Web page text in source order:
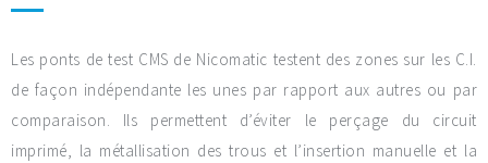
Les ponts de test CMS de Nicomatic testent des zones sur les C.I.
de façon indépendante les unes par rapport aux autres ou par
comparaison. Ils permettent d’éviter le perçage du circuit
imprimé, la métallisation des trous et l’insertion manuelle et la